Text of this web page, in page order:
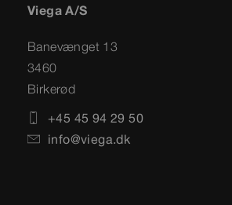
Viega A/S
Banevænget 13
3460
Birkerød
+45 45 94 29 50
info@viega.dk